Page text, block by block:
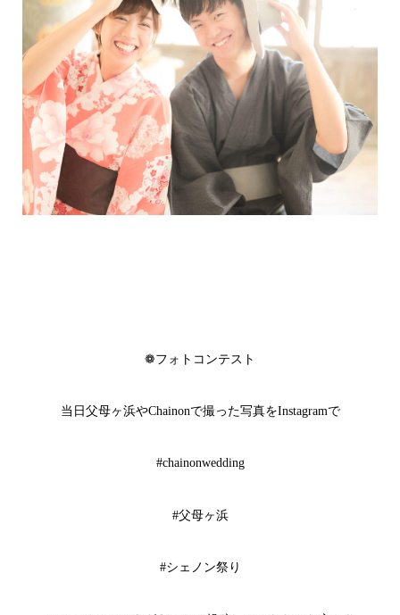
❁フォトコンテスト
当日父母ヶ浜やChainonで撮った写真をInstagramで
#chainonwedding
#父母ヶ浜
#シェノン祭り